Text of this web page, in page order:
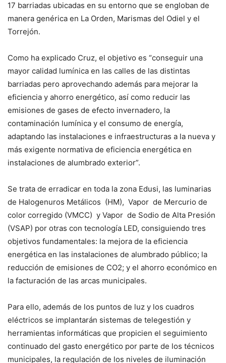
17 barriadas ubicadas en su entorno que se engloban de
manera genérica en La Orden, Marismas del Odiel y el
Torrejón.
Como ha explicado Cruz, el objetivo es “conseguir una
mayor calidad lumínica en las calles de las distintas
barriadas pero aprovechando además para mejorar la
eficiencia y ahorro energético, así como reducir las
emisiones de gases de efecto invernadero, la
contaminación lumínica y el consumo de energía,
adaptando las instalaciones e infraestructuras a la nueva y
más exigente normativa de eficiencia energética en
instalaciones de alumbrado exterior”.
Se trata de erradicar en toda la zona Edusi, las luminarias
de Halogenuros Metálicos (HM), Vapor de Mercurio de
color corregido (VMCC) y Vapor de Sodio de Alta Presión
(VSAP) por otras con tecnología LED, consiguiendo tres
objetivos fundamentales: la mejora de la eficiencia
energética en las instalaciones de alumbrado público; la
reducción de emisiones de CO2; y el ahorro económico en
la facturación de las arcas municipales.
Para ello, además de los puntos de luz y los cuadros
eléctricos se implantarán sistemas de telegestión y
herramientas informáticas que propicien el seguimiento
continuado del gasto energético por parte de los técnicos
municipales, la regulación de los niveles de iluminación